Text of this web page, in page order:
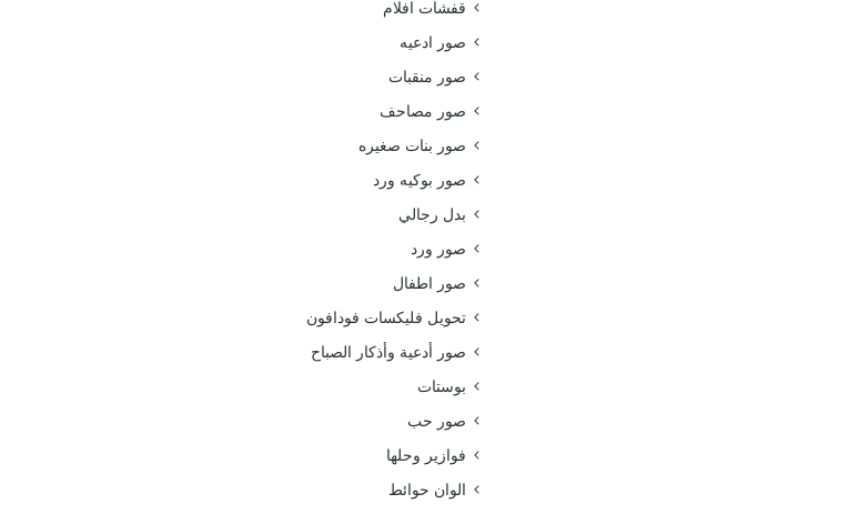
قفشات افلام
صور ادعيه
صور منقبات
صور مصاحف
صور بنات صغيره
صور بوكيه ورد
بدل رجالي
صور ورد
صور اطفال
تحويل فليكسات فودافون
صور أدعية وأذكار الصباح
بوستات
صور حب
فوازير وحلها
الوان حوائط